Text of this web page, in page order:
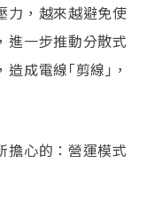
力，越來越避免使
進一步推動分散式
成電線｢剪線｣，
擔心的：營運模式